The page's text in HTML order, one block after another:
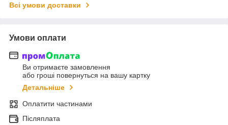
Всі умови доставки
Умови оплати
Ви отримаєте замовлення
або гроші повернуться на вашу картку
Детальніше
Оплатити частинами
Післяплата